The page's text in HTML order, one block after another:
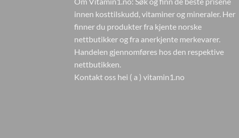
innen kosttilskudd, vitaminer og mineraler. Her
finner du produkter fra kjente norske
nettbutikker og fra anerkjente merkevarer.
Handelen gjennomføres hos den respektive
nettbutikken.
Kontakt oss hei ( a ) vitamin1.no